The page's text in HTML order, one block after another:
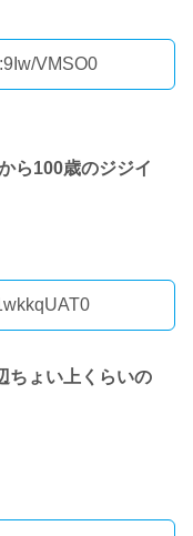
VMSO0
ら100歳のジジイ
ちょい上くらいの